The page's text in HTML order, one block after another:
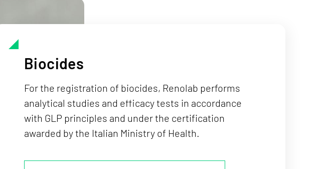
Biocides
For the registration of biocides, Renolab performs
analytical studies and efficacy tests in accordance
with GLP principles and under the certification
awarded by the Italian Ministry of Health.